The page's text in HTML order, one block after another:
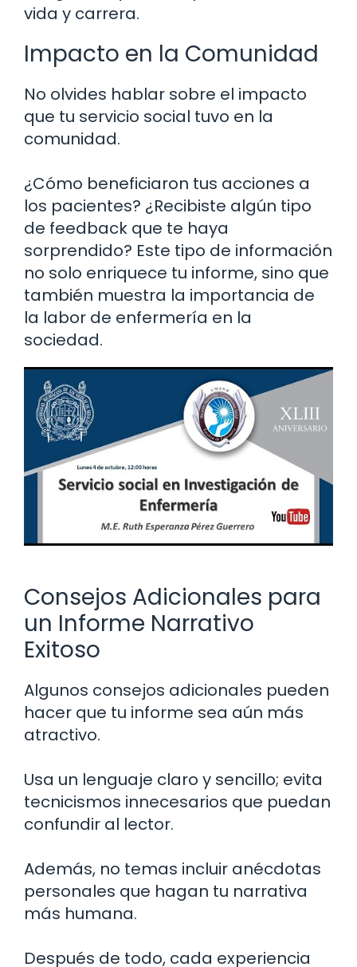
vida y carrera.
Impacto en la Comunidad
No olvides hablar sobre el impacto
que tu servicio social tuvo en la
comunidad.
¿Cómo beneficiaron tus acciones a
los pacientes? ¿Recibiste algún tipo
de feedback que te haya
sorprendido? Este tipo de información
no solo enriquece tu informe, sino que
también muestra la importancia de
la labor de enfermería en la
sociedad.
Consejos Adicionales para
un Informe Narrativo
Exitoso
Algunos consejos adicionales pueden
hacer que tu informe sea aún más
atractivo.
Usa un lenguaje claro y sencillo; evita
tecnicismos innecesarios que puedan
confundir al lector.
Además, no temas incluir anécdotas
personales que hagan tu narrativa
más humana.
Después de todo, cada experiencia